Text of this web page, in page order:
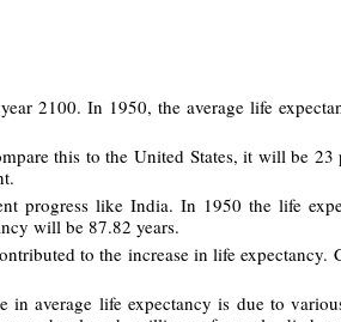
2100. In 1950, the average life
this to the United States, it will be 23
progress like India. In 1950 the life
will be 87.82 years.
to the increase in life expectancy.
in average life expectancy is due to